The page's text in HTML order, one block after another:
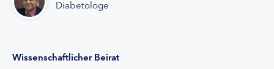
Diabetologe
Wissenschaftlicher Beirat